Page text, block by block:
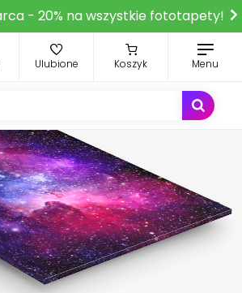
- 20% na wszystkie fototapety!
Ulubione Koszyk Menu